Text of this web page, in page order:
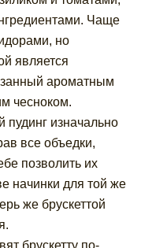
Чаще
но
является
ароматным
чесноком.
пудинг изначально
все объедки,
позволить их
начинки для той же
же брускеттой